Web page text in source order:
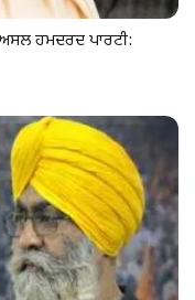
ਹਮਦਰਦ ਪਾਰਟੀ: